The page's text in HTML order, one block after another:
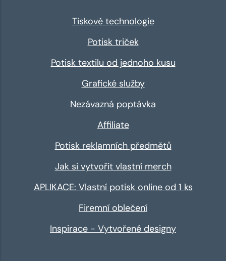
Tiskové technologie
Potisk triček
Potisk textilu od jednoho kusu
Grafické služby
Nezávazná poptávka
Affiliate
Potisk reklamních předmětů
Jak si vytvořit vlastní merch
APLIKACE: Vlastní potisk online od 1 ks
Firemní oblečení
Inspirace - Vytvořené designy